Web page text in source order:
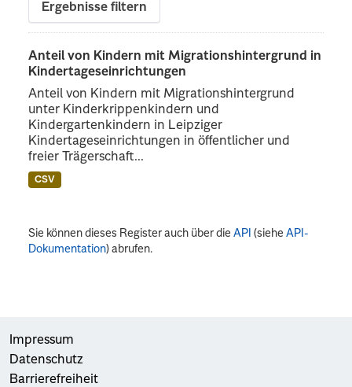
Ergebnisse filtern
Anteil von Kindern mit Migrationshintergrund in
Kindertageseinrichtungen
Anteil von Kindern mit Migrationshintergrund
unter Kinderkrippenkindern und
Kindergartenkindern in Leipziger
Kindertageseinrichtungen in öffentlicher und
freier Trägerschaft...
CSV
Sie können dieses Register auch über dieAPI (sieheAPI-
Dokumentation) abrufen.
Impressum
Datenschutz
Barrierefreiheit